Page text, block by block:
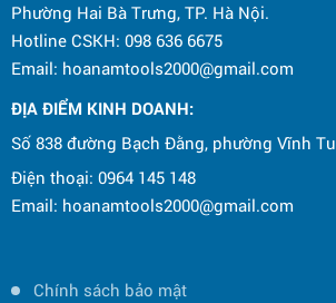
Phường Hai Bà Trưng, TP. Hà Nội.
Hotline CSKH: 098 636 6675
Email: hoanamtools2000@gmail.com
ĐỊA ĐIỂM KINH DOANH:
Số 838 đường Bạch Đằng, phường Vĩnh
Điện thoại: 0964 145 148
Email: hoanamtools2000@gmail.com
Chính sách bảo mật